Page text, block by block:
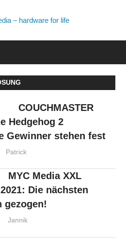
Media
–
for
life
COUCHMASTER
Hedgehog 2
Gewinner stehen fest
Patrick
MYC Media XXL
Die nächsten
gezogen!
Jannik